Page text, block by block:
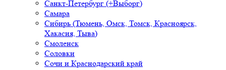
Санкт-Петербург (+Выборг)
Самара
Сибирь (Тюмень, Омск, Томск, Красноярск,
Хакасия, Тыва)
Смоленск
Соловки
Сочи и Краснодарский край